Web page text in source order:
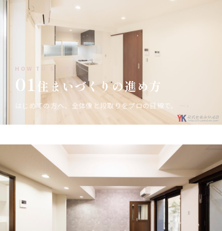
HOW TO START
01 住まいづくりの進め方
はじめての方へ、全体像と段取りをプロの目線で。 —›